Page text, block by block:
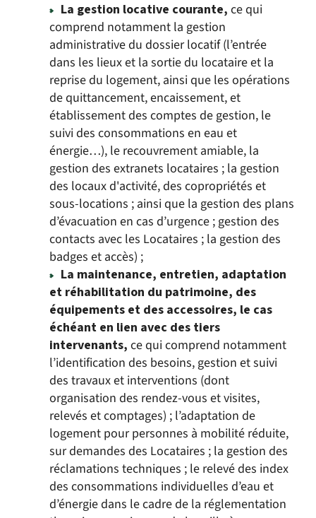
La gestion locative courante, ce qui
comprend notamment la gestion
administrative du dossier locatif (l’entrée
dans les lieux et la sortie du locataire et la
reprise du logement, ainsi que les opérations
de quittancement, encaissement, et
établissement des comptes de gestion, le
suivi des consommations en eau et
énergie…), le recouvrement amiable, la
gestion des extranets locataires ; la gestion
des locaux d'activité, des copropriétés et
sous-locations ; ainsi que la gestion des plans
d’évacuation en cas d’urgence ; gestion des
contacts avec les Locataires ; la gestion des
badges et accès) ;
La maintenance, entretien, adaptation
et réhabilitation du patrimoine, des
équipements et des accessoires, le cas
échéant en lien avec des tiers
intervenants, ce qui comprend notamment
l’identification des besoins, gestion et suivi
des travaux et interventions (dont
organisation des rendez-vous et visites,
relevés et comptages) ; l’adaptation de
logement pour personnes à mobilité réduite,
sur demandes des Locataires ; la gestion des
réclamations techniques ; le relevé des index
des consommations individuelles d’eau et
d’énergie dans le cadre de la réglementation